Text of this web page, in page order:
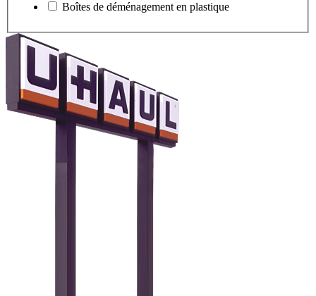
Boîtes de déménagement en plastique